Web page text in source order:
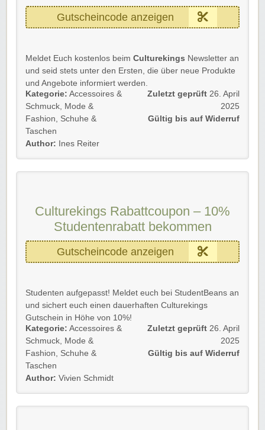
Gutscheincode anzeigen
Meldet Euch kostenlos beim Culturekings Newsletter an
und seid stets unter den Ersten, die über neue Produkte
und Angebote informiert werden.
Verpasst nie wieder Schnäppchen, Aktionen und
EXKLUSIVE Rabatte!
Gültig für Neu- und Bestandskunden
Achtet auch auf passendeCulturekingsGutscheine von
Rabatt-Coupon, um Euch kein Schnäppchen entgehen
Rabatt-Coupon🐼wünscht Euch viel Spaß beim
Shoppen, Stöbern & Sparen!
Kategorie: Accessoires &
Schmuck
Mode &
Fashion
Schuhe &
Taschen
Author: Ines Reiter
Zuletzt geprüft 26. April
2025
Gültig bis auf Widerruf
Culturekings Rabattcoupon – 10%
Studentenrabatt bekommen
Gutscheincode anzeigen
Studenten aufgepasst! Meldet euch bei StudentBeans an
und sichert euch einen dauerhaften Culturekings
Gutschein in Höhe von 10%!
Nur noch dem Link folgen und schon könnt ihr euch
euren persönlichen Culturekings Gutscheincode sichern.
Profitiert als studierende Neu- und Bestandskunde bis
Wir wünschen viel Spaß beim Stöbern, Shoppen und
Kategorie: Accessoires &
Schmuck
Mode &
Fashion
Schuhe &
Taschen
Author: Vivien Schmidt
Zuletzt geprüft 26. April
2025
Gültig bis auf Widerruf